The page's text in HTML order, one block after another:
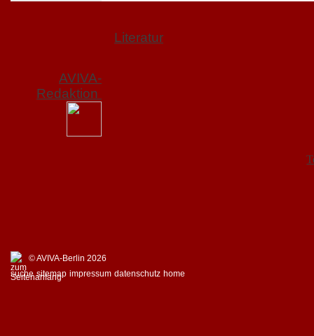
Literatur
AVIVA-
Redaktion
© AVIVA-Berlin 2026
suche sitemap impressum datenschutz home